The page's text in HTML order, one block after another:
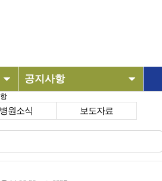
공지사항
온라인상담
공지사항
병원소식 보도자료